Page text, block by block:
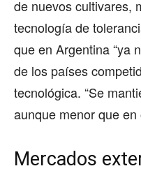
de nuevos cultivares,
tecnología de
que en Argentina “ya
de los países
tecnológica. “Se
aunque menor que en
Mercados